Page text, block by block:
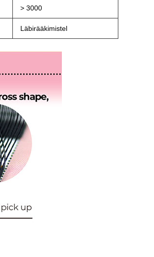
> 3000
Läbirääkimistel